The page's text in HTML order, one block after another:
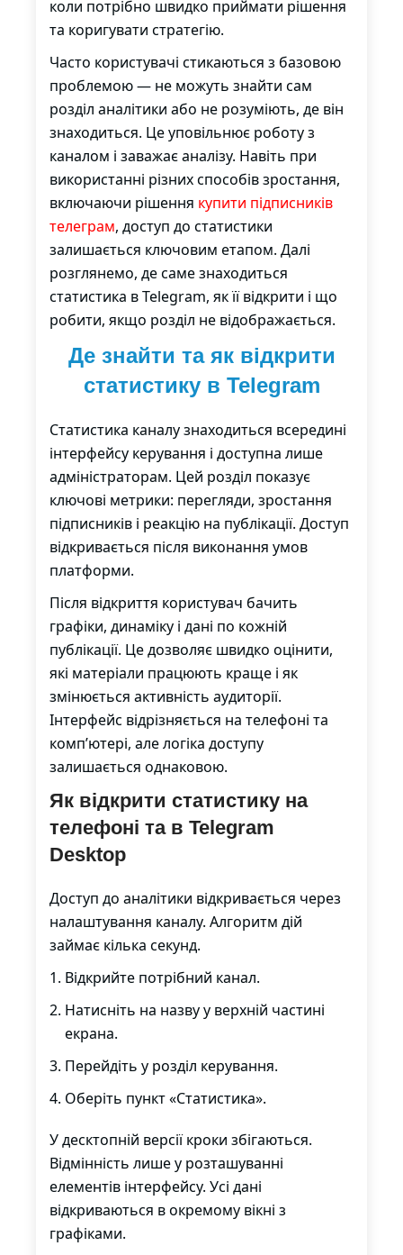
коли потрібно швидко приймати рішення
та коригувати стратегію.
Часто користувачі стикаються з базовою
проблемою — не можуть знайти сам
розділ аналітики або не розуміють, де він
знаходиться. Це уповільнює роботу з
каналом і заважає аналізу. Навіть при
використанні різних способів зростання,
включаючи рішення купити підписників
телеграм, доступ до статистики
залишається ключовим етапом. Далі
розглянемо, де саме знаходиться
статистика в Telegram, як її відкрити і що
робити, якщо розділ не відображається.
Де знайти та як відкрити
статистику в Telegram
Статистика каналу знаходиться всередині
інтерфейсу керування і доступна лише
адміністраторам. Цей розділ показує
ключові метрики: перегляди, зростання
підписників і реакцію на публікації. Доступ
відкривається після виконання умов
платформи.
Після відкриття користувач бачить
графіки, динаміку і дані по кожній
публікації. Це дозволяє швидко оцінити,
які матеріали працюють краще і як
змінюється активність аудиторії.
Інтерфейс відрізняється на телефоні та
комп’ютері, але логіка доступу
залишається однаковою.
Як відкрити статистику на
телефоні та в Telegram
Desktop
Доступ до аналітики відкривається через
налаштування каналу. Алгоритм дій
займає кілька секунд.
Відкрийте потрібний канал.
Натисніть на назву у верхній частині
екрана.
Перейдіть у розділ керування.
Оберіть пункт «Статистика».
У десктопній версії кроки збігаються.
Відмінність лише у розташуванні
елементів інтерфейсу. Усі дані
відкриваються в окремому вікні з
графіками.